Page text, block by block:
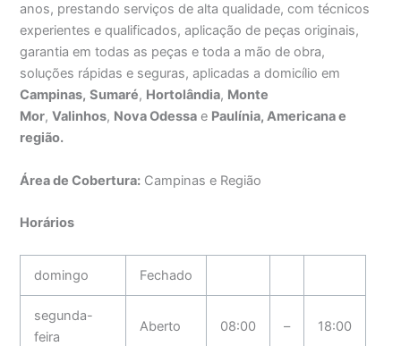
anos, prestando serviços de alta qualidade, com técnicos
experientes e qualificados, aplicação de peças originais,
garantia em todas as peças e toda a mão de obra,
soluções rápidas e seguras, aplicadas a domicílio em
Campinas, Sumaré, Hortolândia, Monte
Mor,Valinhos, Nova Odessa e Paulínia, Americana e
região.
Área de Cobertura: Campinas e Região
Horários
domingo Fechado
segunda-
feira
Aberto 08:00 – 18:00